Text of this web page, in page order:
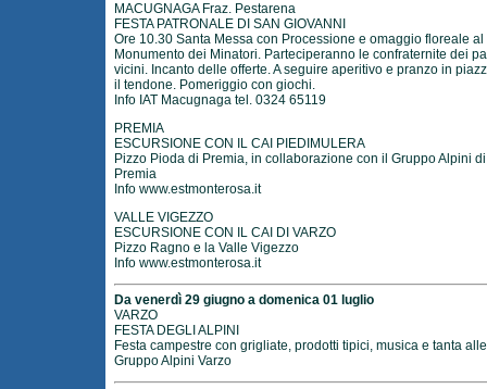
MACUGNAGA Fraz. Pestarena
FESTA PATRONALE DI SAN GIOVANNI
Ore 10.30 Santa Messa con Processione e omaggio floreale al
Monumento dei Minatori. Parteciperanno le confraternite dei
vicini. Incanto delle offerte. A seguire aperitivo e pranzo in
il tendone. Pomeriggio con giochi.
Info IAT Macugnaga tel. 0324 65119
PREMIA
ESCURSIONE CON IL CAI PIEDIMULERA
Pizzo Pioda di Premia, in collaborazione con il Gruppo Alpini di
Premia
Info www.estmonterosa.it
VALLE VIGEZZO
ESCURSIONE CON IL CAI DI VARZO
Pizzo Ragno e la Valle Vigezzo
Info www.estmonterosa.it
Da venerdì 29 giugno a domenica 01 luglio
VARZO
FESTA DEGLI ALPINI
Festa campestre con grigliate, prodotti tipici, musica e tanta
Gruppo Alpini Varzo